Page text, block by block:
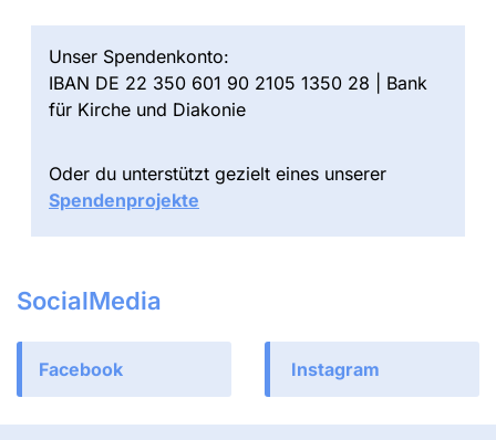
Unser Spendenkonto:
IBAN DE 22 350 601 90 2105 1350 28 | Bank
für Kirche und Diakonie
Oder du unterstützt gezielt eines unserer
Spendenprojekte
SocialMedia
Facebook Instagram